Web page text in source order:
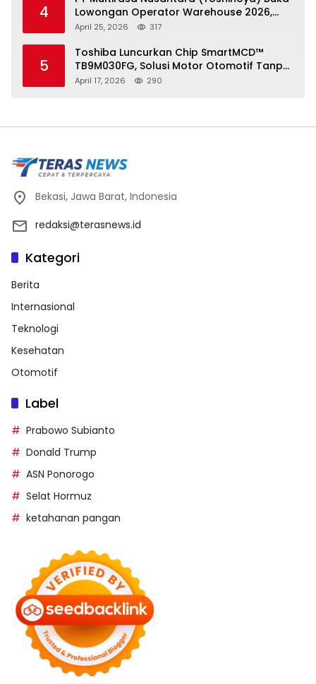
4
Lowongan Operator Warehouse 2026,
Penempatan CK Bekasi
April 25, 2026 317
5
Toshiba Luncurkan Chip SmartMCD™
TB9M030FG, Solusi Motor Otomotif Tanpa
Sensor di Kecepatan Nol
April 17, 2026 290
Bekasi, Jawa Barat, Indonesia
redaksi@terasnews.id
Kategori
Berita
Internasional
Teknologi
Kesehatan
Otomotif
Label
Prabowo Subianto
Donald Trump
ASN Ponorogo
Selat Hormuz
ketahanan pangan